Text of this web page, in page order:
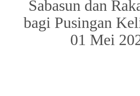
Sabasun dan
bagi Pusingan
01 Mei